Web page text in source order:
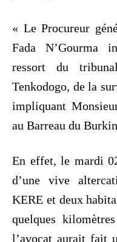
« Le Procureur
Fada N’Gourma
ressort du
Tenkodogo, de la
impliquant
au Barreau du
En effet, le mardi
d’une vive
KERE et deux
quelques
l’avocat aurait fait